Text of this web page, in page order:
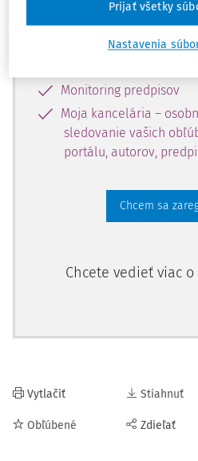
Vďaka registrácii
vybranému
Monitoring predpisov
Moja kancelária –
sledovanie vašich
portálu, autorov,
Chcem sa
Chcete vedieť viac o
Vytlačiť
Obľúbené
Stiahnuť
Zdieľať
Nastavenia
Prijať všetky